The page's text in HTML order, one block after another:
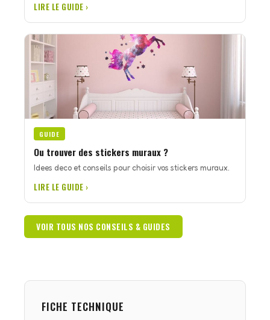
LIRE LE GUIDE ›
GUIDE
Ou trouver des stickers muraux ?
Idees deco et conseils pour choisir vos stickers muraux.
LIRE LE GUIDE ›
VOIR TOUS NOS CONSEILS & GUIDES
FICHE TECHNIQUE